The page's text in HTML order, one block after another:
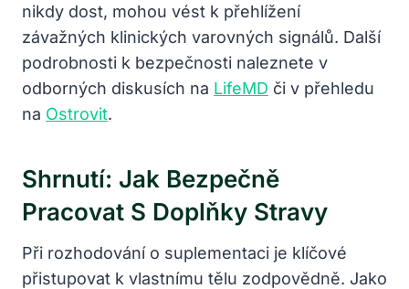
nikdy dost, mohou vést k přehlížení
závažných klinických varovných signálů. Další
podrobnosti k bezpečnosti naleznete v
odborných diskusích na LifeMD či v přehledu
na Ostrovit.
Shrnutí: Jak Bezpečně
Pracovat S Doplňky Stravy
Při rozhodování o suplementaci je klíčové
přistupovat k vlastnímu tělu zodpovědně. Jako